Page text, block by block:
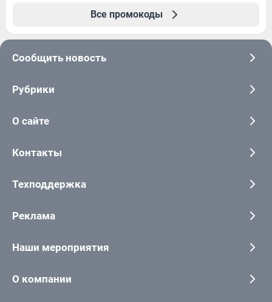
Все промокоды
Сообщить новость
Рубрики
О сайте
Контакты
Техподдержка
Реклама
Наши мероприятия
О компании